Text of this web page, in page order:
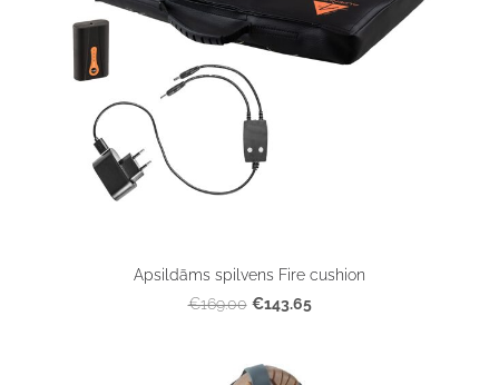
Apsildāms spilvens Fire cushion
€169.00 €143.65